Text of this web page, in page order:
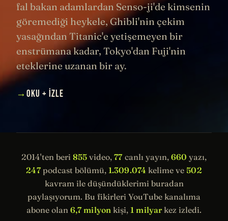
fal bakan adamlardan Senso-ji'de kimsenin
göremediği heykele, Ghibli'nin çekim
yasağından Titanic'e yetişemeyen bir
enstrümana kadar, Tokyo'dan Fuji'nin
eteklerine uzanan bir ay.
→ OKU + İZLE
2014'ten beri 855 video,77canlı yayın, 660 yazı,
247podcast bölümü, 1.309.074 kelime ve 502
kavram ile düşündüklerimi buradan
paylaşıyorum. Bu fikirleri YouTube kanalıma
abone olan 6,7 milyon kişi, 1 milyarkez izledi.